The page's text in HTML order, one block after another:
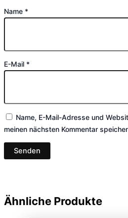
Name *
E-Mail *
Name, E-Mail-Adresse und
meinen nächsten Kommentar
Ähnliche Produkte